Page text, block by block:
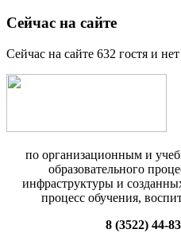
Сейчас на сайте
Сейчас на сайте 632 гостя и
по организационным и
образовательного
инфраструктуры и
процесс обучения,
8 (3522) 44-